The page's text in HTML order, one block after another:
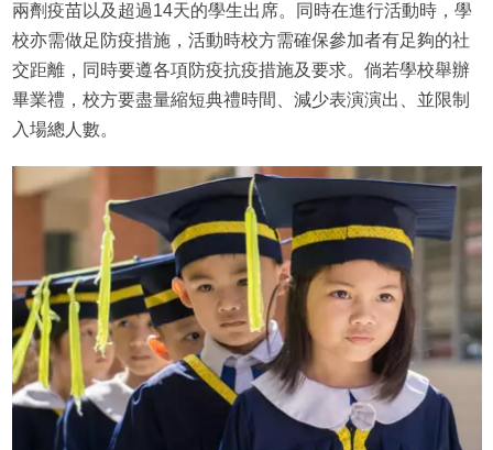
兩劑疫苗以及超過14天的學生出席。同時在進行活動時，學
校亦需做足防疫措施，活動時校方需確保參加者有足夠的社
交距離，同時要遵各項防疫抗疫措施及要求。倘若學校舉辦
畢業禮，校方要盡量縮短典禮時間、減少表演演出、並限制
入場總人數。